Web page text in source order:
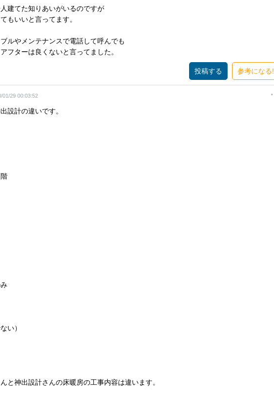
建てた知りあいがいるのですが
もいいと言ってます。
ルやメンテナンスで電話して呼んでも
フターは良くないと言ってました。
参考になる!
01/29 00:03:52
設計の違いです。
２階
い）
と神出設計さんの床暖房の工事内容は違います。